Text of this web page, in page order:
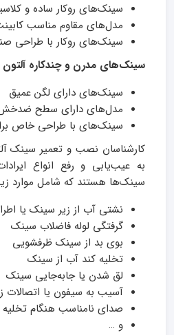
سینک‌های روکار ساده و
مدل‌های مقاوم مناسب
سینک‌های روکار با طراحی
سینک‌های مدرن و چندکاره آلتون
سینک‌های دارای لگن عمیق
مدل‌های دارای سطح
سینک‌های با طراحی خاص
کارشناسان نصب و تعمیر سینک
به عیب‌یابی و رفع انواع
سینک‌ها هستند که شامل موارد
نشتی آب از زیر سینک یا
گرفتگی لوله فاضلاب سینک
بوی بد از سینک ظرفشویی
تخلیه کند آب از سینک
لق شدن یا جابه‌جایی سینک
آسیب به سیفون یا اتصالات
صدای نامناسب هنگام
و …